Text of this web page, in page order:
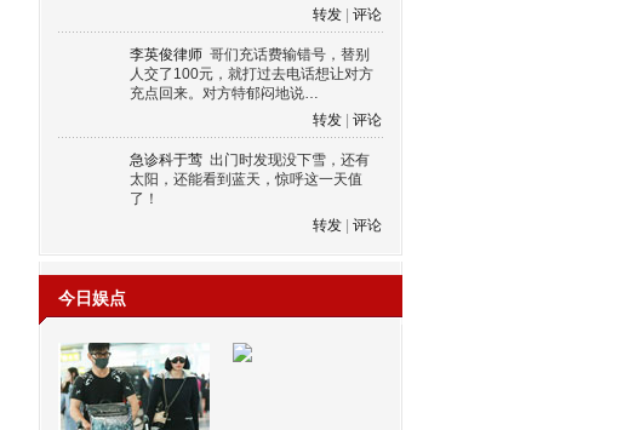
转发
评论
李英俊律师 哥们充话费输错号，替别
人交了100元，就打过去电话想让对方
充点回来。对方特郁闷地说…
转发
评论
急诊科于莺 出门时发现没下雪，还有
太阳，还能看到蓝天，惊呼这一天值
了！
转发
评论
今日娱点